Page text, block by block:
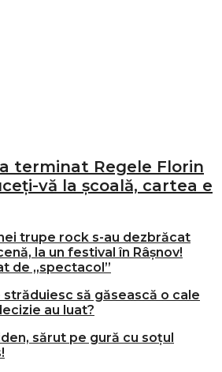
terminat Regele Florin
vă la școală, cartea e
trupe rock s-au dezbrăcat
la un festival în Râșnov!
de „spectacol”
străduiesc să găsească o cale
au luat?
sărut pe gură cu soțul